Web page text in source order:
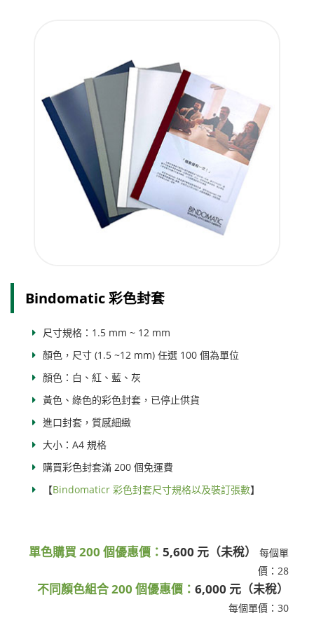
Bindomatic 彩色封套
尺寸規格：1.5 mm ~ 12 mm
顏色，尺寸 (1.5 ~12 mm) 任選 100 個為單位
顏色：白、紅、藍、灰
黃色、綠色的彩色封套，已停止供貨
進口封套，質感細緻
大小：A4 規格
購買彩色封套滿 200 個免運費
【Bindomaticr 彩色封套尺寸規格以及裝訂張數】
單色購買 200 個優惠價：5,600 元（未稅）
每個單
價：28
不同顏色組合 200 個優惠價：6,000 元（未稅）
每個單價：30